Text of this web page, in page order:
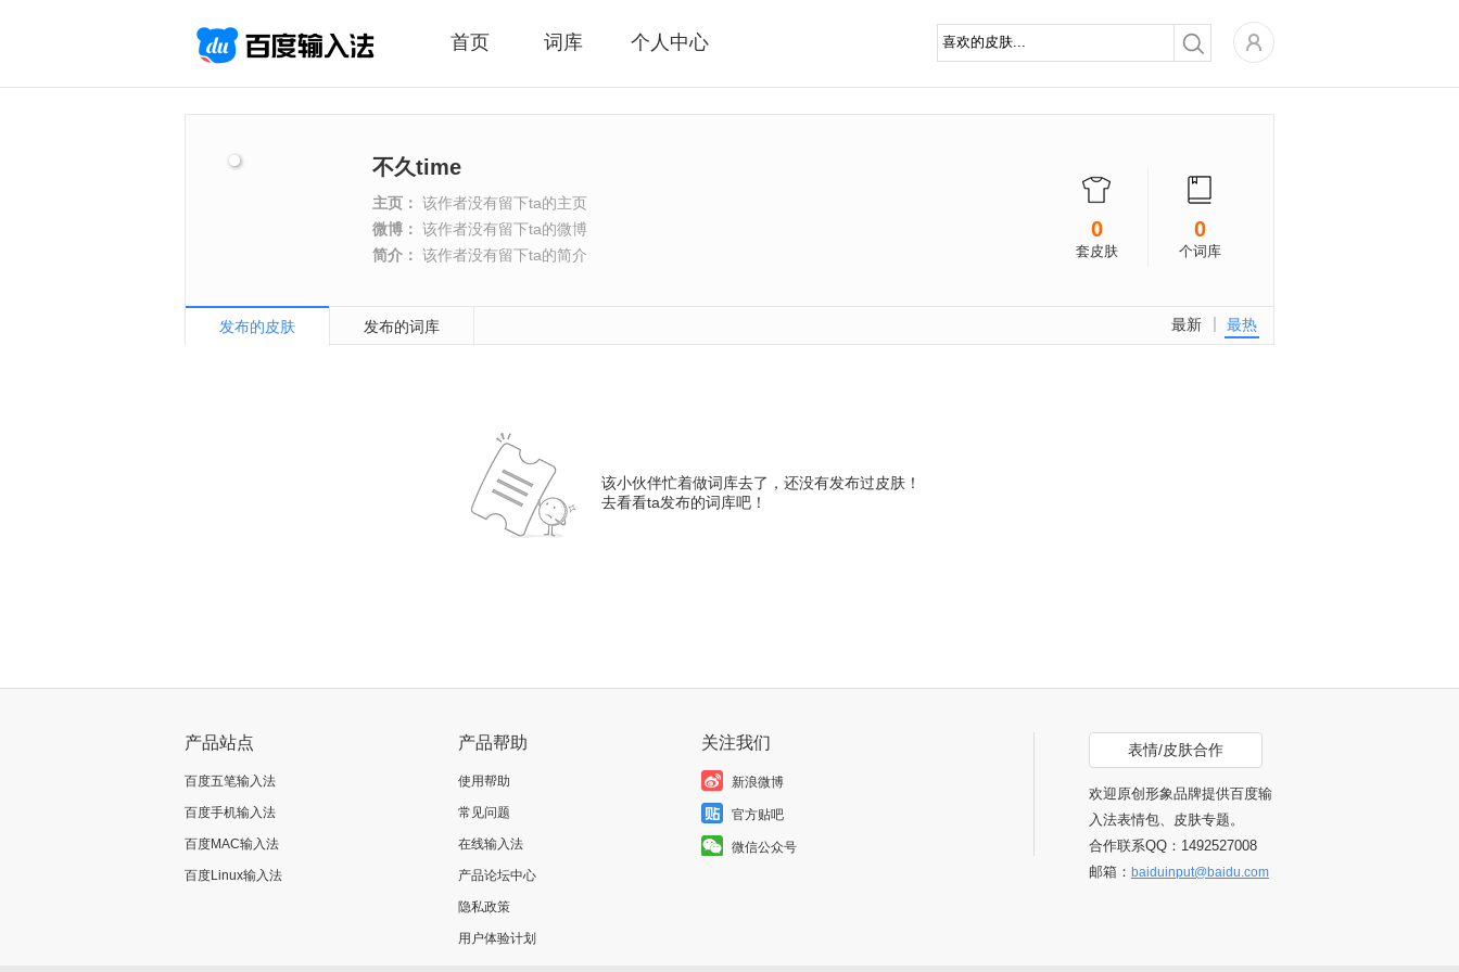
首页 词库 个人中心
0
套皮肤
0
个词库
不久time
主页： 该作者没有留下ta的主页
微博： 该作者没有留下ta的微博
简介： 该作者没有留下ta的简介
最热
最新
发布的皮肤 发布的词库
该小伙伴忙着做词库去了，还没有发布过皮肤！
去看看ta发布的词库吧！
产品站点
百度五笔输入法
百度手机输入法
百度MAC输入法
百度Linux输入法
产品帮助
使用帮助
常见问题
在线输入法
产品论坛中心
隐私政策
用户体验计划
关注我们
新浪微博
官方贴吧
微信公众号
表情/皮肤合作
欢迎原创形象品牌提供百度输
入法表情包、皮肤专题。
合作联系QQ：1492527008
邮箱： baiduinput@baidu.com